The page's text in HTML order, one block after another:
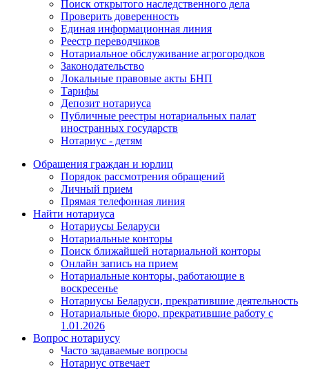
Поиск открытого наследственного дела
Проверить доверенность
Единая информационная линия
Реестр переводчиков
Нотариальное обслуживание агрогородков
Законодательство
Локальные правовые акты БНП
Тарифы
Депозит нотариуса
Публичные реестры нотариальных палат
иностранных государств
Нотариус - детям
Обращения граждан и юрлиц
Порядок рассмотрения обращений
Личный прием
Прямая телефонная линия
Найти нотариуса
Нотариусы Беларуси
Нотариальные конторы
Поиск ближайшей нотариальной конторы
Онлайн запись на прием
Нотариальные конторы, работающие в
воскресенье
Нотариусы Беларуси, прекратившие деятельность
Нотариальные бюро, прекратившие работу с
1.01.2026
Вопрос нотариусу
Часто задаваемые вопросы
Нотариус отвечает